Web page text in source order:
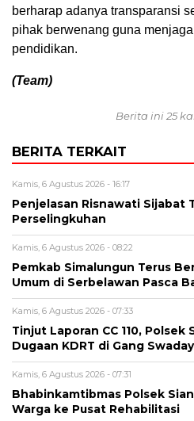
berharap adanya transparansi
pihak berwenang guna
pendidikan.
(Team)
Berita ini 25
BERITA TERKAIT
Kamis, 6 Agustus 2026 - 16:17
Penjelasan Risnawati Sijabat
Perselingkuhan
Kamis, 6 Agustus 2026 - 08:22
Pemkab Simalungun Terus
Umum di Serbelawan Pasca
Kamis, 6 Agustus 2026 - 07:33
Tinjut Laporan CC 110, Polsek
Dugaan KDRT di Gang
Kamis, 6 Agustus 2026 - 07:31
Bhabinkamtibmas Polsek
Warga ke Pusat Rehabilitasi